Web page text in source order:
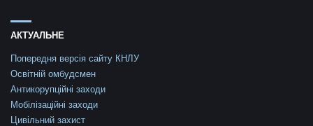
АКТУАЛЬНЕ
Попередня версія сайту КНЛУ
Освітній омбудсмен
Антикорупційні заходи
Мобілізаційні заходи
Цивільний захист